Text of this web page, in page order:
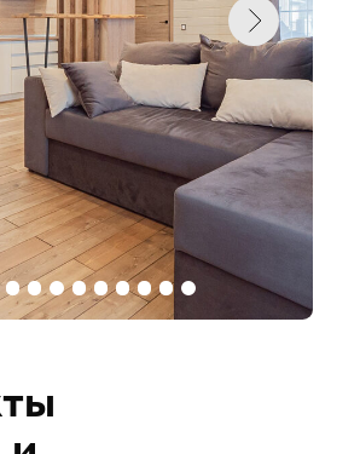
комнатами и
для комфортной жизни
семьи.
85м²
4 комнаты